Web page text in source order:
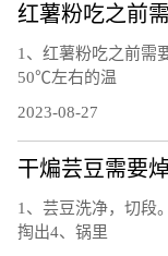
1、红薯粉吃之前需
50℃左右的温
2023-08-27
干煸芸豆需要
1、芸豆洗净，切段
掏出4、锅里